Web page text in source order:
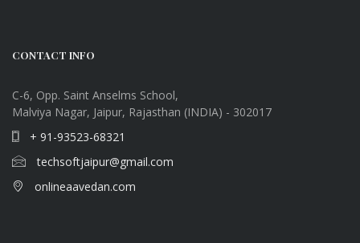
CONTACT INFO
C-6, Opp. Saint Anselms School,
Malviya Nagar, Jaipur, Rajasthan (INDIA) - 302017
+ 91-93523-68321
techsoftjaipur@gmail.com
onlineaavedan.com